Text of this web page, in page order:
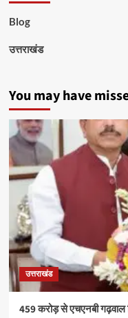
Blog
उत्तराखंड
You may have
उत्तराखंड
459 करोड़ से एचएनबी गढ़वाल